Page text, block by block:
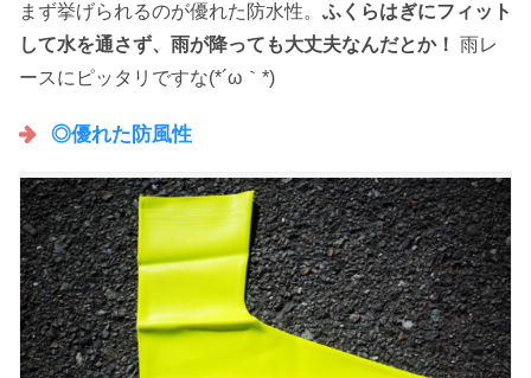
まず挙げられるのが優れた防水性。 ふくらはぎにフィット
して水を通さず、雨が降っても大丈夫なんだとか！ 雨レ
ースにピッタリですな(*´ω｀*)
◎優れた防風性